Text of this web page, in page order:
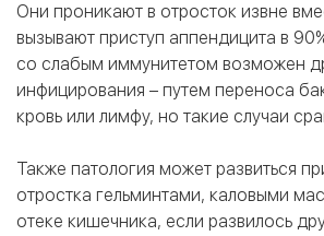
Они проникают в отросток извне
вызывают приступ аппендицита в
со слабым иммунитетом возможен
инфицирования – путем переноса
кровь или лимфу, но такие случаи
Также патология может развиться
отростка гельминтами, каловыми
отеке кишечника, если развилось